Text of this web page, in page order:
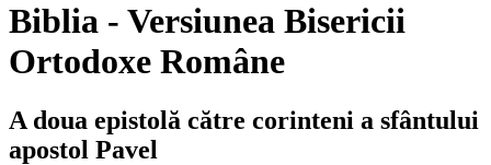
Biblia - Versiunea Bisericii
Ortodoxe Române
A doua epistolă către corinteni a sfântului
apostol Pavel